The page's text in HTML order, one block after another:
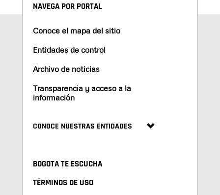
NAVEGA POR PORTAL
Conoce el mapa del sitio
Entidades de control
Archivo de noticias
Transparencia y acceso a la
información
CONOCE NUESTRAS ENTIDADES
BOGOTA TE ESCUCHA
TÉRMINOS DE USO